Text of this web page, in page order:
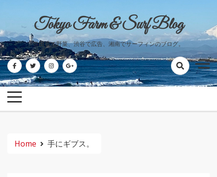
content
Tokyo Farm & Surf Blog
世田谷で野菜、渋谷で広告、湘南でサーフィンのブログ。
Home 手にギブス。